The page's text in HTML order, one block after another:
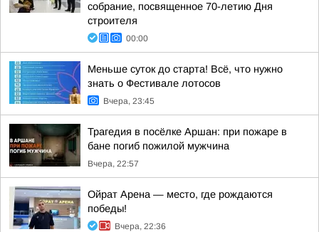
собрание, посвященное 70-летию Дня
строителя
00:00
Меньше суток до старта! Всё, что нужно
знать о Фестивале лотосов
Вчера, 23:45
Трагедия в посёлке Аршан: при пожаре в
бане погиб пожилой мужчина
Вчера, 22:57
Ойрат Арена — место, где рождаются
победы!
Вчера, 22:36